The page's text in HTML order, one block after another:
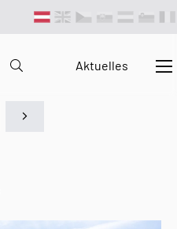
Aktuelles